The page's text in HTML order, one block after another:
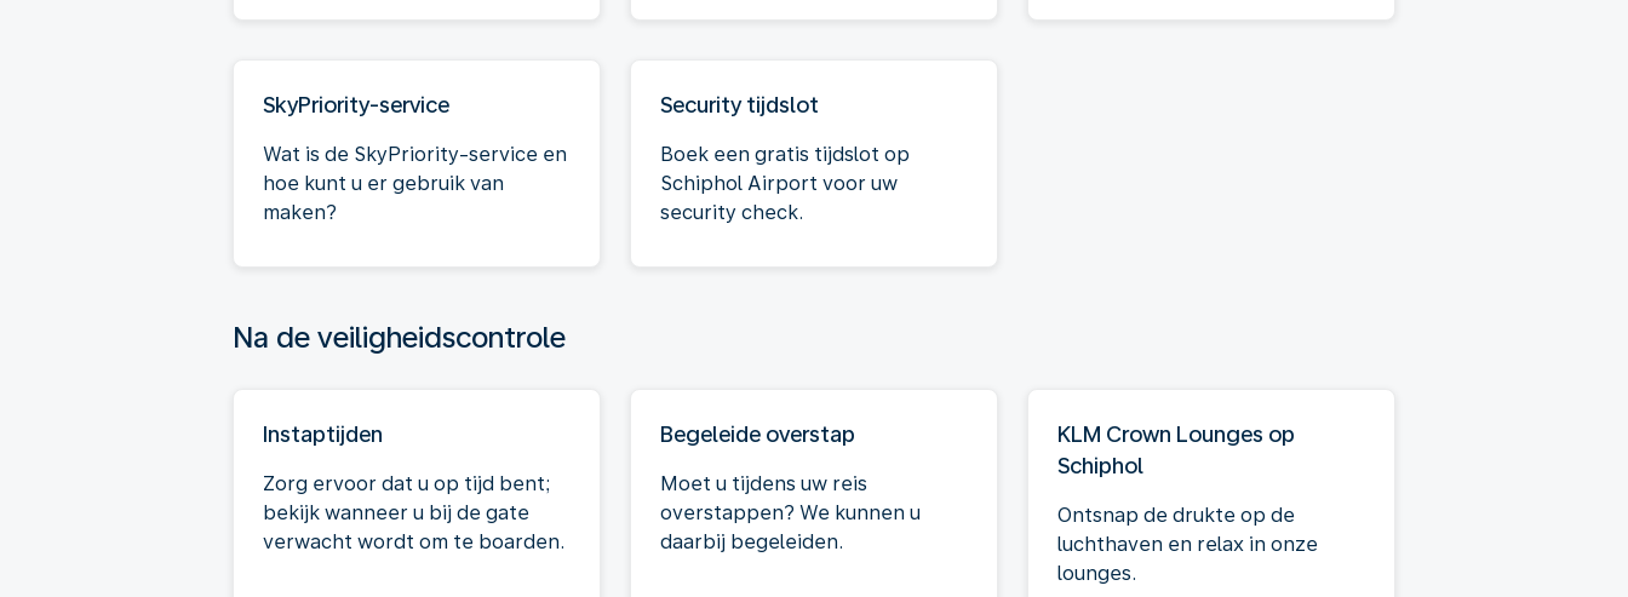
SkyPriority-service
Wat is de SkyPriority-service en
hoe kunt u er gebruik van
maken?
Security tijdslot
Boek een gratis tijdslot op
Schiphol Airport voor uw
security check.
Na de veiligheidscontrole
Instaptijden
Zorg ervoor dat u op tijd bent;
bekijk wanneer u bij de gate
verwacht wordt om te boarden.
Begeleide overstap
Moet u tijdens uw reis
overstappen? We kunnen u
daarbij begeleiden.
KLM Crown Lounges op
Schiphol
Ontsnap de drukte op de
luchthaven en relax in onze
lounges.